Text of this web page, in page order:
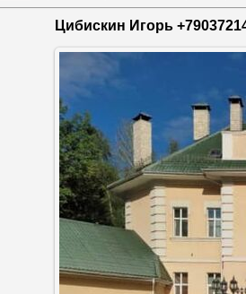
Цибискин Игорь